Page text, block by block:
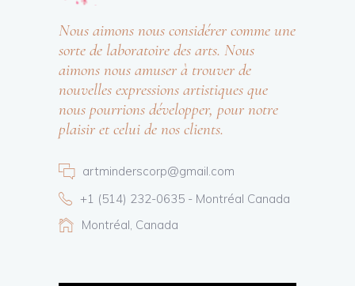
Nous aimons nous considérer comme une
sorte de laboratoire des arts. Nous
aimons nous amuser à trouver de
nouvelles expressions artistiques que
nous pourrions développer, pour notre
plaisir et celui de nos clients.
artminderscorp@gmail.com
+1 (514) 232-0635 - Montréal Canada
Montréal, Canada